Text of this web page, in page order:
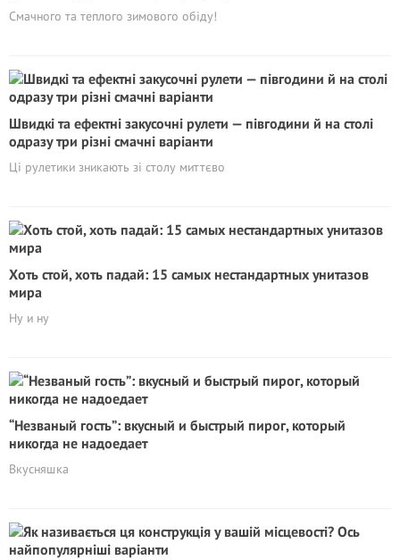
Смачного та теплого зимового обіду!
Швидкі та ефектні закусочні рулети — півгодини й на столі
одразу три різні смачні варіанти
Ці рулетики зникають зі столу миттєво
Хоть стой, хоть падай: 15 самых нестандартных унитазов
мира
Ну и ну
“Незваный гость”: вкусный и быстрый пирог, который
никогда не надоедает
Вкусняшка